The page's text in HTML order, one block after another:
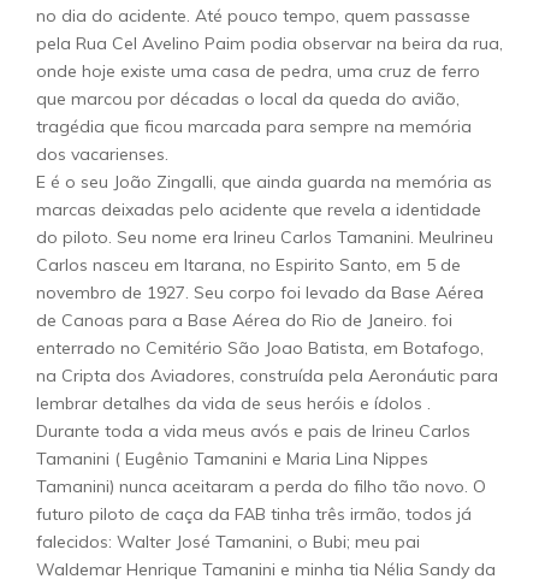
no dia do acidente. Até pouco tempo, quem passasse
pela Rua Cel Avelino Paim podia observar na beira da rua,
onde hoje existe uma casa de pedra, uma cruz de ferro
que marcou por décadas o local da queda do avião,
tragédia que ficou marcada para sempre na memória
dos vacarienses.
E é o seu João Zingalli, que ainda guarda na memória as
marcas deixadas pelo acidente que revela a identidade
do piloto. Seu nome era Irineu Carlos Tamanini. MeuIrineu
Carlos nasceu em Itarana, no Espirito Santo, em 5 de
novembro de 1927. Seu corpo foi levado da Base Aérea
de Canoas para a Base Aérea do Rio de Janeiro. foi
enterrado no Cemitério São Joao Batista, em Botafogo,
na Cripta dos Aviadores, construída pela Aeronáutic para
lembrar detalhes da vida de seus heróis e ídolos .
Durante toda a vida meus avós e pais de Irineu Carlos
Tamanini ( Eugênio Tamanini e Maria Lina Nippes
Tamanini) nunca aceitaram a perda do filho tão novo. O
futuro piloto de caça da FAB tinha três irmão, todos já
falecidos: Walter José Tamanini, o Bubi; meu pai
Waldemar Henrique Tamanini e minha tia Nélia Sandy da